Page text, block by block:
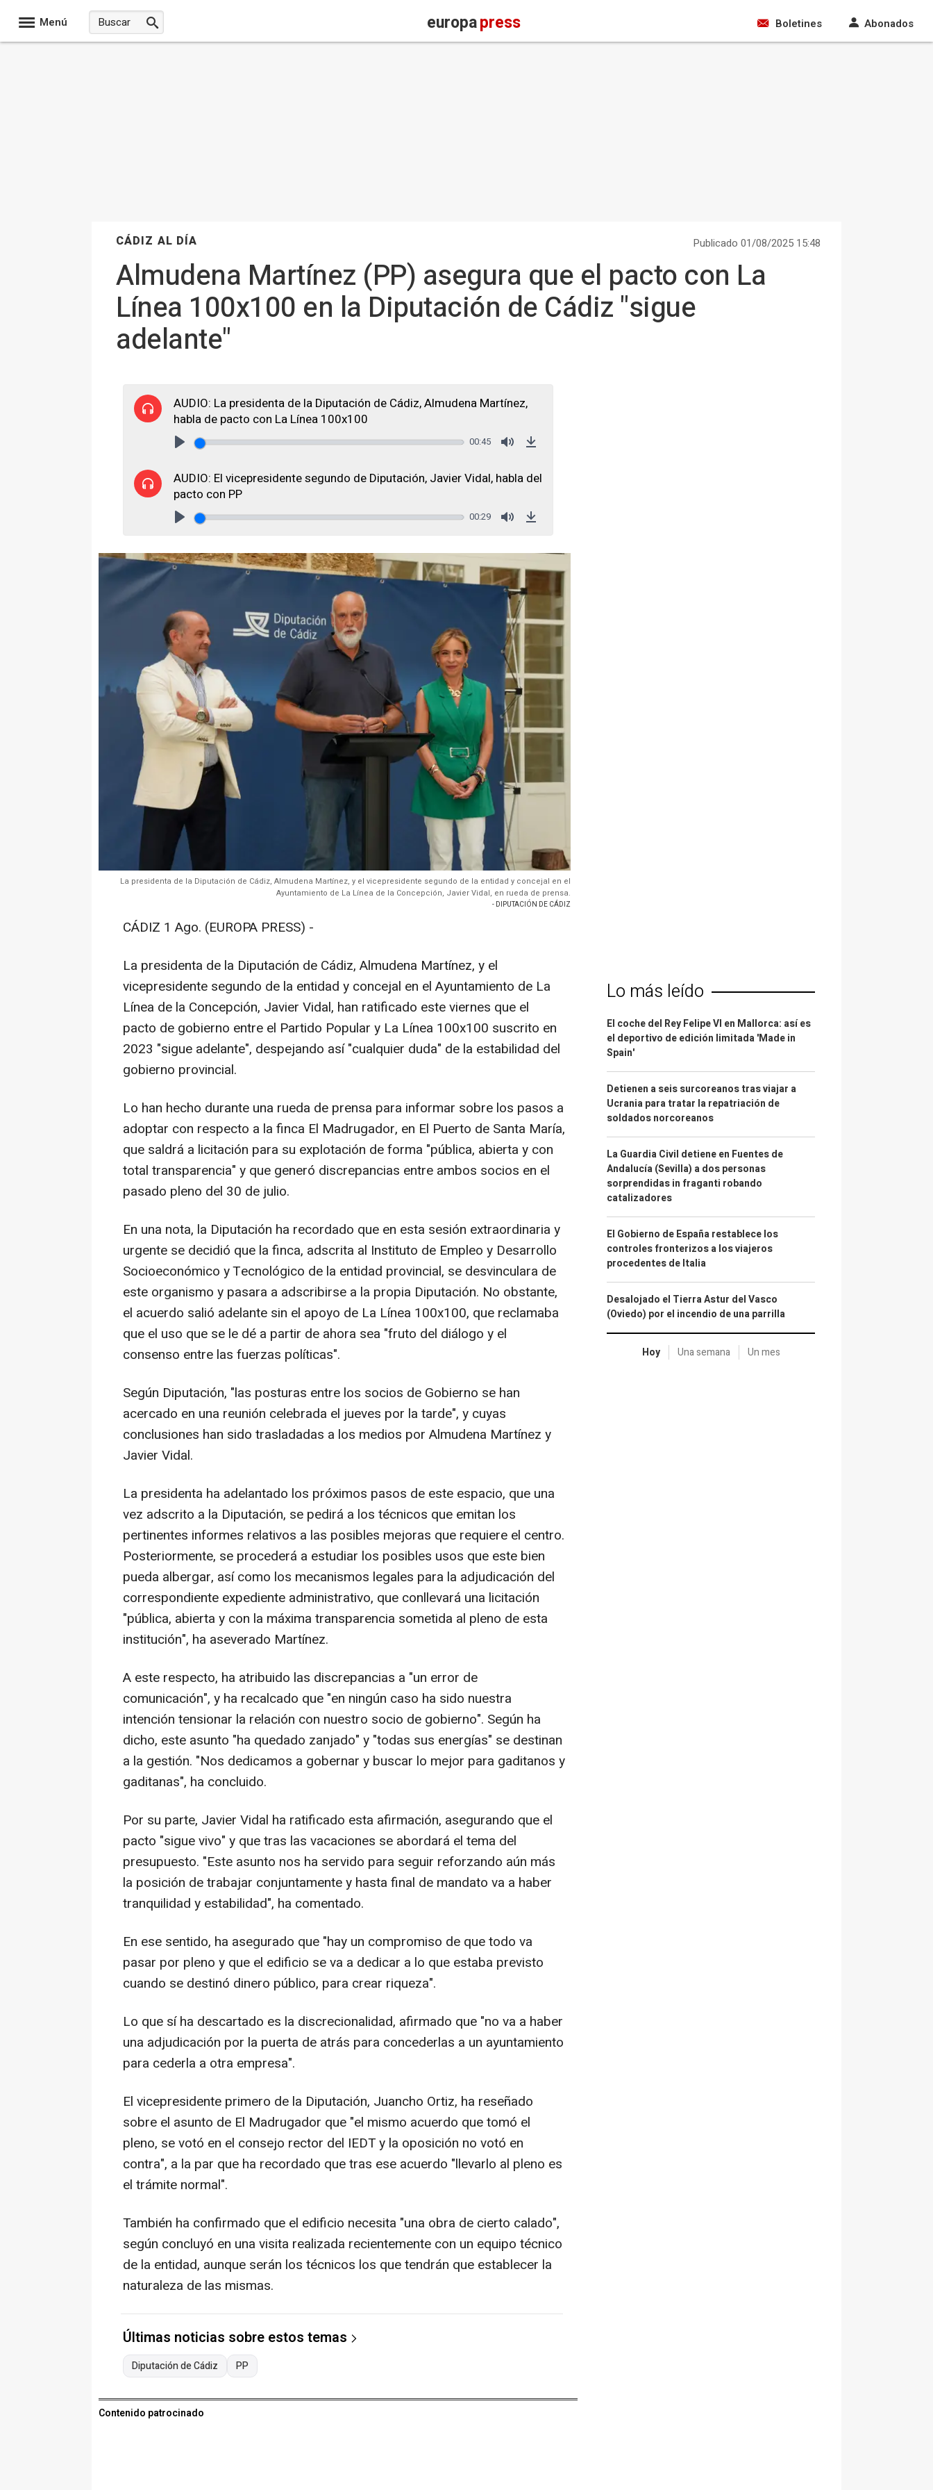
Menú europapress Boletines Abonados
CÁDIZ AL DÍA Publicado 01/08/2025 15:48
Almudena Martínez (PP) asegura que el pacto con La
Línea 100x100 en la Diputación de Cádiz "sigue
adelante"
AUDIO: La presidenta de la Diputación de Cádiz, Almudena Martínez,
habla de pacto con La Línea 100x100
00:45
AUDIO: El vicepresidente segundo de Diputación, Javier Vidal, habla del
pacto con PP
00:29
La presidenta de la Diputación de Cádiz, Almudena Martínez, y el vicepresidente segundo de la entidad y concejal en el
Ayuntamiento de La Línea de la Concepción, Javier Vidal, en rueda de prensa.
- DIPUTACIÓN DE CÁDIZ
CÁDIZ 1 Ago. (EUROPA PRESS) -
La presidenta de la Diputación de Cádiz, Almudena Martínez, y el
vicepresidente segundo de la entidad y concejal en el Ayuntamiento de La
Línea de la Concepción, Javier Vidal, han ratificado este viernes que el
pacto de gobierno entre el Partido Popular y La Línea 100x100 suscrito en
2023 "sigue adelante", despejando así "cualquier duda" de la estabilidad del
gobierno provincial.
Lo han hecho durante una rueda de prensa para informar sobre los pasos a
adoptar con respecto a la finca El Madrugador, en El Puerto de Santa María,
que saldrá a licitación para su explotación de forma "pública, abierta y con
total transparencia" y que generó discrepancias entre ambos socios en el
pasado pleno del 30 de julio.
En una nota, la Diputación ha recordado que en esta sesión extraordinaria y
urgente se decidió que la finca, adscrita al Instituto de Empleo y Desarrollo
Socioeconómico y Tecnológico de la entidad provincial, se desvinculara de
este organismo y pasara a adscribirse a la propia Diputación. No obstante,
el acuerdo salió adelante sin el apoyo de La Línea 100x100, que reclamaba
que el uso que se le dé a partir de ahora sea "fruto del diálogo y el
consenso entre las fuerzas políticas".
Según Diputación, "las posturas entre los socios de Gobierno se han
acercado en una reunión celebrada el jueves por la tarde", y cuyas
conclusiones han sido trasladadas a los medios por Almudena Martínez y
Javier Vidal.
La presidenta ha adelantado los próximos pasos de este espacio, que una
vez adscrito a la Diputación, se pedirá a los técnicos que emitan los
pertinentes informes relativos a las posibles mejoras que requiere el centro.
Posteriormente, se procederá a estudiar los posibles usos que este bien
pueda albergar, así como los mecanismos legales para la adjudicación del
correspondiente expediente administrativo, que conllevará una licitación
"pública, abierta y con la máxima transparencia sometida al pleno de esta
institución", ha aseverado Martínez.
A este respecto, ha atribuido las discrepancias a "un error de
comunicación", y ha recalcado que "en ningún caso ha sido nuestra
intención tensionar la relación con nuestro socio de gobierno". Según ha
dicho, este asunto "ha quedado zanjado" y "todas sus energías" se destinan
a la gestión. "Nos dedicamos a gobernar y buscar lo mejor para gaditanos y
gaditanas", ha concluido.
Por su parte, Javier Vidal ha ratificado esta afirmación, asegurando que el
pacto "sigue vivo" y que tras las vacaciones se abordará el tema del
presupuesto. "Este asunto nos ha servido para seguir reforzando aún más
la posición de trabajar conjuntamente y hasta final de mandato va a haber
tranquilidad y estabilidad", ha comentado.
En ese sentido, ha asegurado que "hay un compromiso de que todo va
pasar por pleno y que el edificio se va a dedicar a lo que estaba previsto
cuando se destinó dinero público, para crear riqueza".
Lo que sí ha descartado es la discrecionalidad, afirmado que "no va a haber
una adjudicación por la puerta de atrás para concederlas a un ayuntamiento
para cederla a otra empresa".
El vicepresidente primero de la Diputación, Juancho Ortiz, ha reseñado
sobre el asunto de El Madrugador que "el mismo acuerdo que tomó el
pleno, se votó en el consejo rector del IEDT y la oposición no votó en
contra", a la par que ha recordado que tras ese acuerdo "llevarlo al pleno es
el trámite normal".
También ha confirmado que el edificio necesita "una obra de cierto calado",
según concluyó en una visita realizada recientemente con un equipo técnico
de la entidad, aunque serán los técnicos los que tendrán que establecer la
naturaleza de las mismas.
Últimas noticias sobre estos temas
Diputación de Cádiz PP
Contenido patrocinado
Lo más leído
El coche del Rey Felipe VI en Mallorca: así es
el deportivo de edición limitada 'Made in
Spain'
Detienen a seis surcoreanos tras viajar a
Ucrania para tratar la repatriación de
soldados norcoreanos
La Guardia Civil detiene en Fuentes de
Andalucía (Sevilla) a dos personas
sorprendidas in fraganti robando
catalizadores
El Gobierno de España restablece los
controles fronterizos a los viajeros
procedentes de Italia
Desalojado el Tierra Astur del Vasco
(Oviedo) por el incendio de una parrilla
Hoy Una semana Un mes